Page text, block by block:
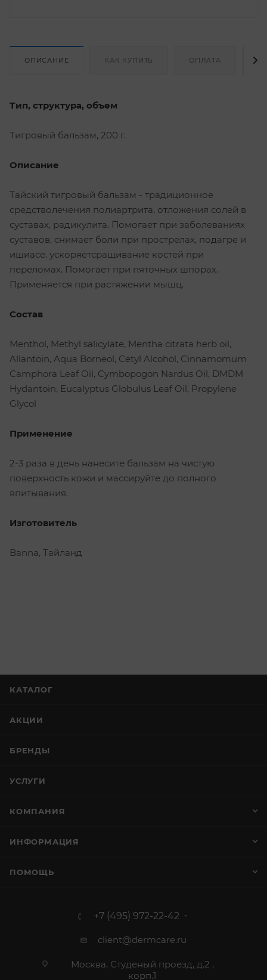
ОПИСАНИЕ КАК КУПИТЬ ОПЛАТА
Тип, структура, объем
Тигровый бальзам, 200 г.
Описание
Тайский тигровый бальзам - традиционное
средстволечения полиартрита, отложения солей в
суставах, радикулита. Помогает при заболеваниях
суставов, снимает боли при прострелах, подагре и
ишиасе. ускоряетсращивание костей при
переломах. Помогает при пяточных шпорах.
Применяется при растяжении мышц.
Состав
Menthol, Methyl salicylate, Mentha citrata herb oil,
Allantoin, Aqua Borneol, Cetyl Alcohol, Cinnamomum
Camphora Leaf Oil, Cymbopogon Nardus Oil, DMDM
Hydantoin, Eucalyptus Globulus Leaf Oil, Propylene
Glycol
Применение
2-3 раза в день нанесите бальзам на чистую
поверхность кожи и массируйте до полного
впитывания.
Изготовитель
Banna, Тайланд
КАТАЛОГ
АКЦИИ
БРЕНДЫ
УСЛУГИ
КОМПАНИЯ
ИНФОРМАЦИЯ
ПОМОЩЬ
+7 (495) 972-22-42
client@dermcare.ru
Москва, Студеный проезд, д.2 ,
корп.1